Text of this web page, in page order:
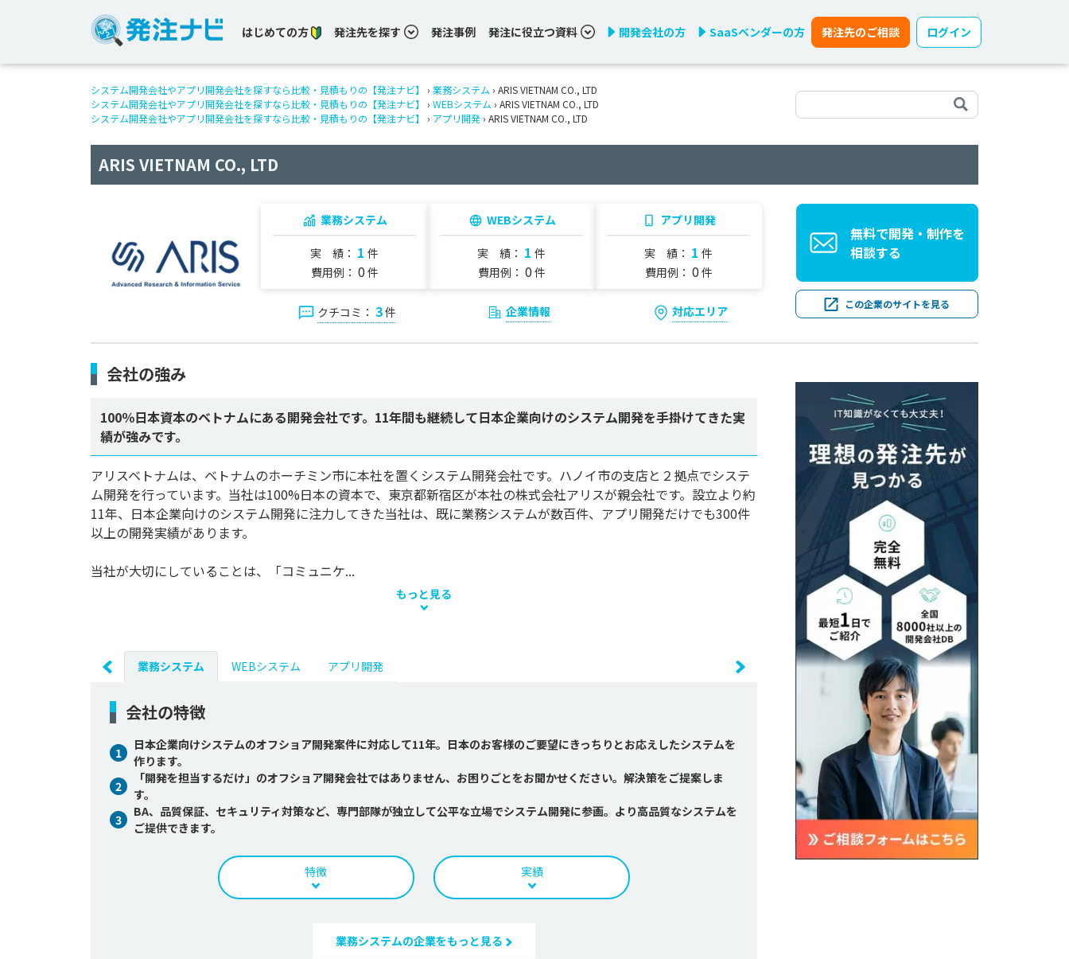
はじめての方 発注先を探す 発注事例 発注に役立つ資料 開発会社の方 SaaSベンダーの方 発注先のご相談 ログイン
システム開発会社やアプリ開発会社を探すなら比較・見積もりの【発注ナビ】 › 業務システム › ARIS VIETNAM CO., LTD
システム開発会社やアプリ開発会社を探すなら比較・見積もりの【発注ナビ】
› WEBシステム › ARIS VIETNAM CO., LTD
システム開発会社やアプリ開発会社を探すなら比較・見積もりの【発注ナビ】
› アプリ開発 › ARIS VIETNAM CO., LTD
ARIS VIETNAM CO., LTD
業務システム
実 績： 1 件
費用例： 0 件
WEBシステム
実 績： 1 件
費用例： 0 件
アプリ開発
実 績： 1 件
費用例： 0 件
クチコミ： 3件 企業情報 対応エリア
無料で開発・制作を
相談する
この企業のサイトを見る
会社の強み
100％日本資本のベトナムにある開発会社です。11年間も継続して日本企業向けのシステム開発を手掛けてきた実
績が強みです。
アリスベトナムは、ベトナムのホーチミン市に本社を置くシステム開発会社です。ハノイ市の支店と２拠点でシステ
ム開発を行っています。当社は100%日本の資本で、東京都新宿区が本社の株式会社アリスが親会社です。設立より約
11年、日本企業向けのシステム開発に注力してきた当社は、既に業務システムが数百件、アプリ開発だけでも300件
以上の開発実績があります。
当社が大切にしていることは、「コミュニケ...
もっと見る
業務システム WEBシステム アプリ開発
会社の特徴
1
日本企業向けシステムのオフショア開発案件に対応して11年。日本のお客様のご要望にきっちりとお応えしたシステムを
作ります。
2
「開発を担当するだけ」のオフショア開発会社ではありません、お困りごとをお聞かせください。解決策をご提案しま
す。
3
BA、品質保証、セキュリティ対策など、専門部隊が独立して公平な立場でシステム開発に参画。より高品質なシステムを
ご提供できます。
特徴 実績
業務システムの企業をもっと見る